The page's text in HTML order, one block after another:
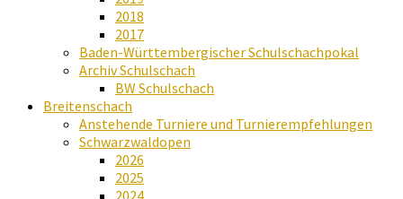
2018
2017
Baden-Württembergischer Schulschachpokal
Archiv Schulschach
BW Schulschach
Breitenschach
Anstehende Turniere und Turnierempfehlungen
Schwarzwaldopen
2026
2025
2024